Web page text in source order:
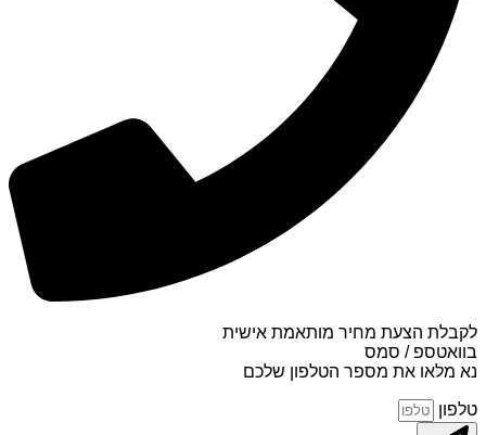
לקבלת הצעת מחיר מותאמת אישית
בוואטספ / סמס
נא מלאו את מספר הטלפון שלכם
טלפון